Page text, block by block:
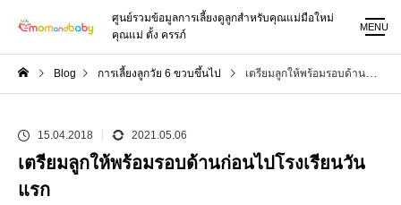
ศูนย์รวมข้อมูลการเลี้ยงดูลูกสำหรับคุณแม่มือใหม่
คุณแม่ ตั้ง ครรภ์
MENU
Blog การเลี้ยงลูกวัย 6 ขวบขึ้นไป เตรียมลูกให้พร้อมรอบด้านก่อนไปโรงเรียนวันแรก
15.04.2018 2021.05.06
เตรียมลูกให้พร้อมรอบด้านก่อนไปโรงเรียนวัน
แรก